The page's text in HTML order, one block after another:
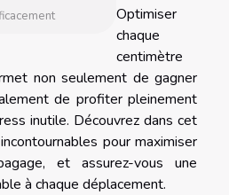
Optimiser
chaque
centimètre
non seulement de gagner
de profiter pleinement
inutile. Découvrez dans cet
pour maximiser
et assurez-vous une
à chaque déplacement.